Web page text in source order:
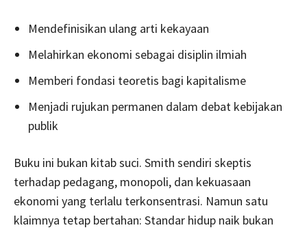
Mendefinisikan ulang arti kekayaan
Melahirkan ekonomi sebagai disiplin ilmiah
Memberi fondasi teoretis bagi kapitalisme
Menjadi rujukan permanen dalam debat kebijakan
publik
Buku ini bukan kitab suci. Smith sendiri skeptis
terhadap pedagang, monopoli, dan kekuasaan
ekonomi yang terlalu terkonsentrasi. Namun satu
klaimnya tetap bertahan: Standar hidup naik bukan